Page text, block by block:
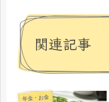
関連記事
年金・お金